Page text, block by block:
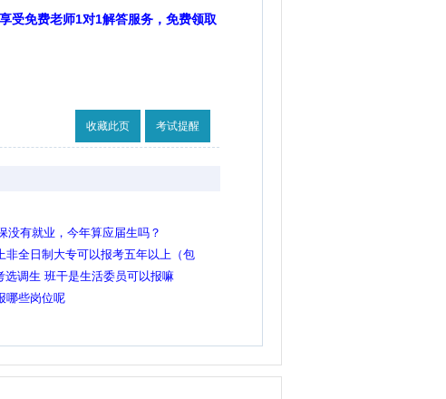
受免费老师1对1解答服务，免费领取
收藏此页 考试提醒
没有就业，今年算应届生吗？
非全日制大专可以报考五年以上（包
件的岗位吗？
调生 班干是生活委员可以报嘛
哪些岗位呢